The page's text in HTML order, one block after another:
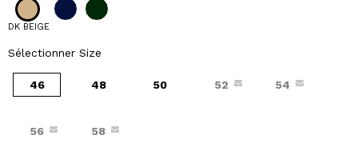
DK BEIGE
Sélectionner Size
46 48 50 52 54
56 58